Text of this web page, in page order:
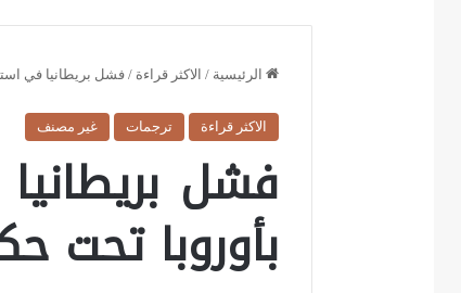
الرئيسية / الاكثر قراءة / فشل بريطانيا في
الاكثر قراءة ترجمات غير مصنف
فشل
بأوروبا تحت